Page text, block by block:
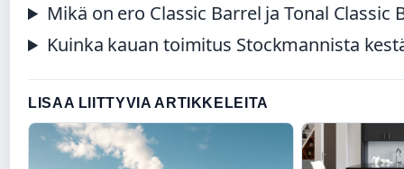
Mikä on ero Classic Barrel ja Tonal Classic
Kuinka kauan toimitus Stockmannista
LISAA LIITTYVIA ARTIKKELEITA